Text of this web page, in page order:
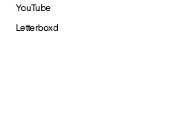
YouTube
Letterboxd